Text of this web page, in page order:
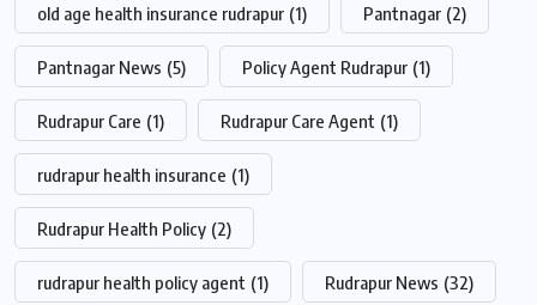
old age health insurance rudrapur (1) Pantnagar (2)
Pantnagar News (5) Policy Agent Rudrapur (1)
Rudrapur Care (1) Rudrapur Care Agent (1)
rudrapur health insurance (1)
Rudrapur Health Policy (2)
rudrapur health policy agent (1) Rudrapur News (32)